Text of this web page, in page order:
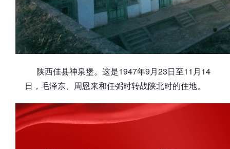
陕西佳县神泉堡。这是1947年9月23日至11月14
日，毛泽东、周恩来和任弼时转战陕北时的住地。